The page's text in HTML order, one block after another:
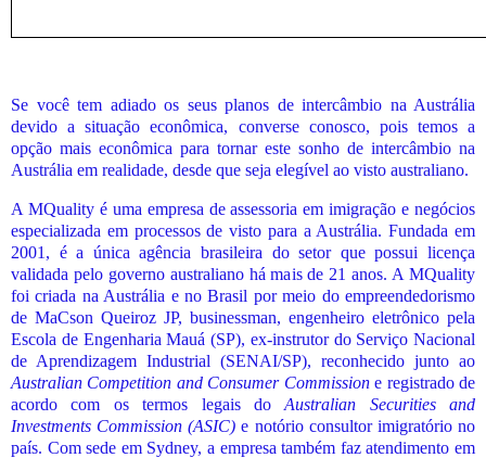
Se você tem adiado os seus planos de intercâmbio na Austrália
devido a situação econômica, converse conosco, pois temos a
opção mais econômica para tornar este sonho de intercâmbio na
Austrália em realidade, desde que seja elegível ao visto australiano.
A MQuality é uma empresa de assessoria em imigração e negócios
especializada em processos de visto para a Austrália. Fundada em
2001, é a única agência brasileira do setor que possui licença
validada pelo governo australiano há mais de 21 anos. A MQuality
foi criada na Austrália e no Brasil por meio do empreendedorismo
de MaCson Queiroz JP, businessman, engenheiro eletrônico pela
Escola de Engenharia Mauá (SP), ex-instrutor do Serviço Nacional
de Aprendizagem Industrial (SENAI/SP), reconhecido junto ao
Australian Competition and Consumer Commissione registrado de
acordo com os termos legais doAustralian Securities and
Investments Commission (ASIC) e notório consultor imigratório no
país. Com sede em Sydney, a empresa também faz atendimento em